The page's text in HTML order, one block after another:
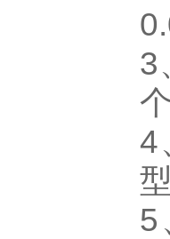
3
4
5